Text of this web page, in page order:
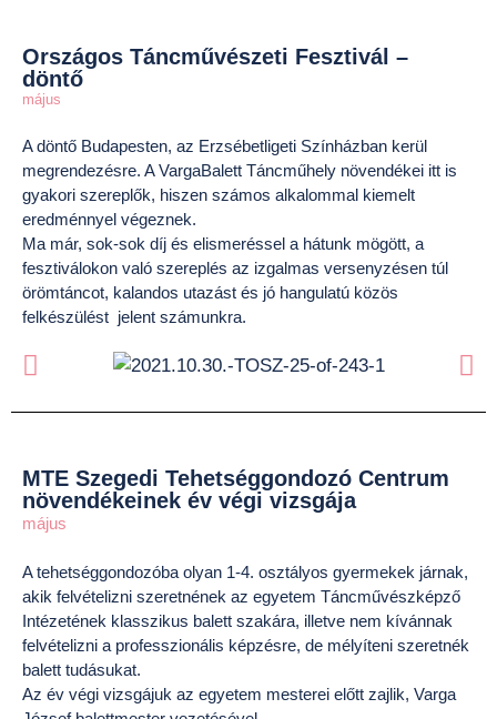
Országos Táncművészeti Fesztivál –
döntő
május
A döntő Budapesten, az Erzsébetligeti Színházban kerül
megrendezésre. A VargaBalett Táncműhely növendékei itt is
gyakori szereplők, hiszen számos alkalommal kiemelt
eredménnyel végeznek.
Ma már, sok-sok díj és elismeréssel a hátunk mögött, a
fesztiválokon való szereplés az izgalmas versenyzésen túl
örömtáncot, kalandos utazást és jó hangulatú közös
felkészülést jelent számunkra.
MTE Szegedi Tehetséggondozó Centrum
növendékeinek év végi vizsgája
május
A tehetséggondozóba olyan 1-4. osztályos gyermekek járnak,
akik felvételizni szeretnének az egyetem Táncművészképző
Intézetének klasszikus balett szakára, illetve nem kívánnak
felvételizni a professzionális képzésre, de mélyíteni szeretnék
balett tudásukat.
Az év végi vizsgájuk az egyetem mesterei előtt zajlik, Varga